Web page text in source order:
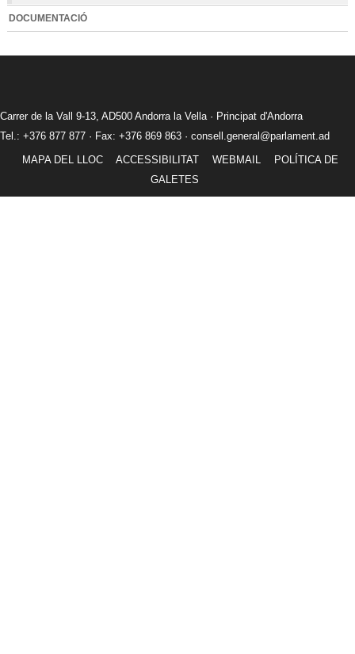
DOCUMENTACIÓ
Carrer de la Vall 9-13, AD500 Andorra la Vella · Principat d'Andorra
Tel.: +376 877 877 · Fax: +376 869 863 · consell.general@parlament.ad
MAPA DEL LLOC
ACCESSIBILITAT WEBMAIL
POLÍTICA DE
GALETES